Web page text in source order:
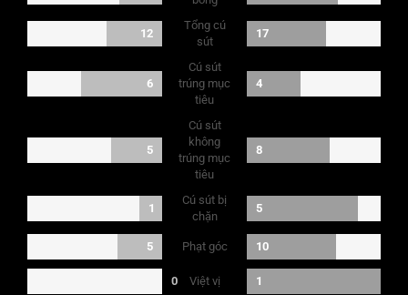
12
Tổng cú
sút
17
6
Cú sút
trúng mục
tiêu
4
5
Cú sút
không
trúng mục
tiêu
8
1
Cú sút bị
chặn
5
5 Phạt góc 10
0 Việt vị 1